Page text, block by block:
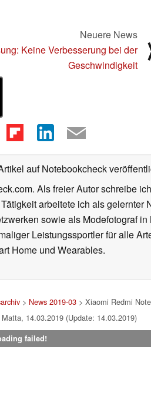
Neuere News
Keine Verbesserung bei der
Geschwindigkeit
auf Notebookcheck
Als freier Autor schreibe
arbeitete ich als gelernter
sowie als Modefotograf
Leistungssportler für alle
Home und Wearables.
> News 2019-03> Xiaomi Redmi
14.03.2019 (Update: 14.03.2019)
failed!